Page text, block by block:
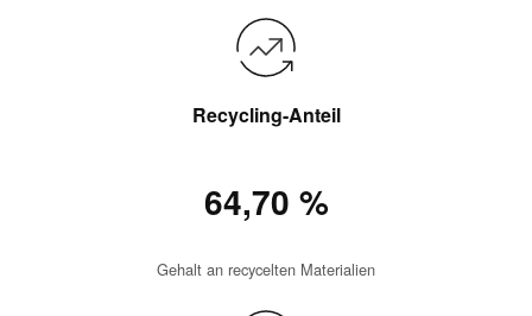
Recycling-Anteil
64,70 %
Gehalt an recycelten Materialien